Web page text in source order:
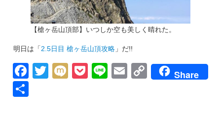
【槍ヶ岳山頂部】いつしか空も美しく晴れた。
明日は「2.5日目 槍ヶ岳山頂攻略」だ!!
Facebook
Twitter
MixiPocket
LineEmailCopyShare